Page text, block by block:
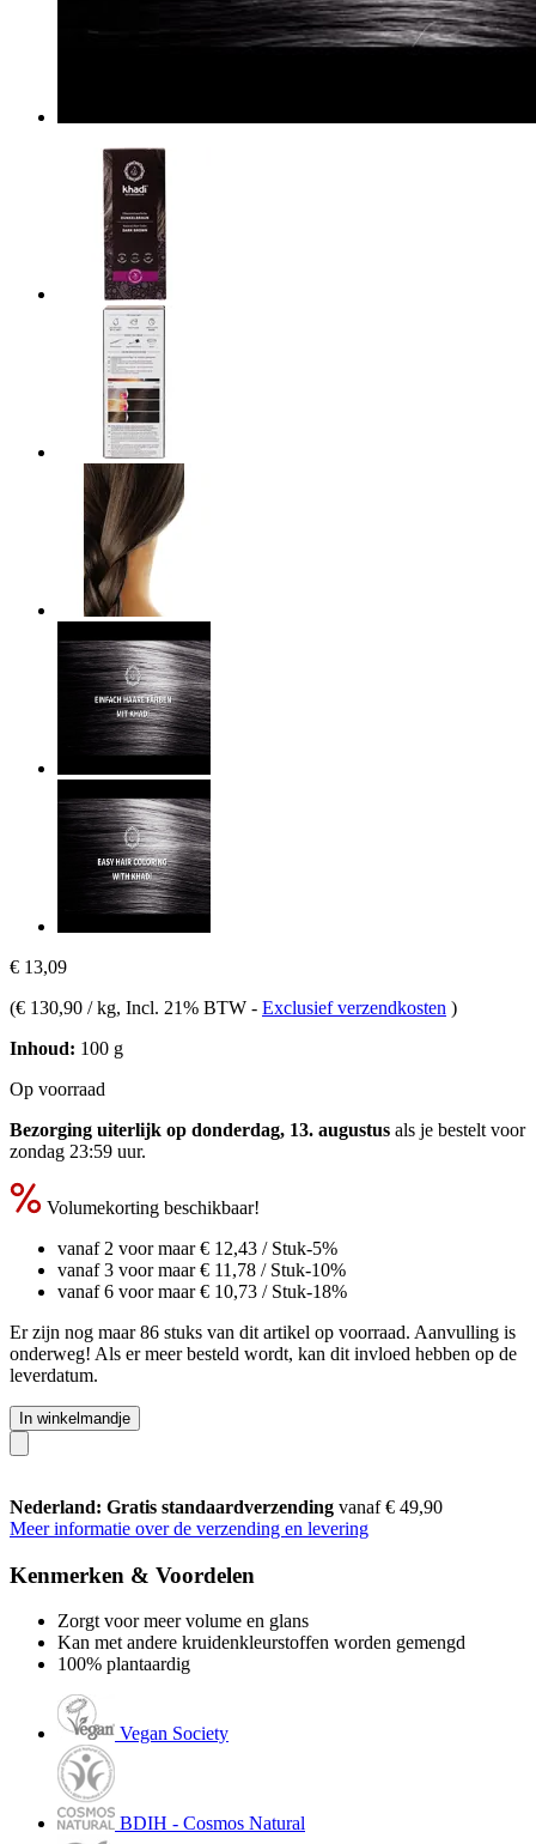
€ 13,09
(€ 130,90 / kg, Incl. 21% BTW - Exclusief verzendkosten )
Inhoud: 100 g
Op voorraad
Bezorging uiterlijk op donderdag, 13. augustus als je bestelt voor
zondag 23:59 uur.
Volumekorting beschikbaar!
vanaf 2 voor maar€ 12,43 / Stuk-5%
vanaf 3 voor maar€ 11,78 / Stuk-10%
vanaf 6 voor maar€ 10,73 / Stuk-18%
Er zijn nog maar 86 stuks van dit artikel op voorraad. Aanvulling is
onderweg! Als er meer besteld wordt, kan dit invloed hebben op de
leverdatum.
In winkelmandje
Nederland: Gratis standaardverzending vanaf € 49,90
Meer informatie over de verzending en levering
Kenmerken & Voordelen
Zorgt voor meer volume en glans
Kan met andere kruidenkleurstoffen worden gemengd
100% plantaardig
Vegan Society
BDIH - Cosmos Natural